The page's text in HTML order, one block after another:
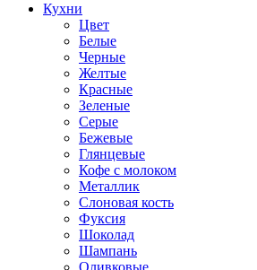
Кухни
Цвет
Белые
Черные
Желтые
Красные
Зеленые
Серые
Бежевые
Глянцевые
Кофе с молоком
Металлик
Слоновая кость
Фуксия
Шоколад
Шампань
Оливковые